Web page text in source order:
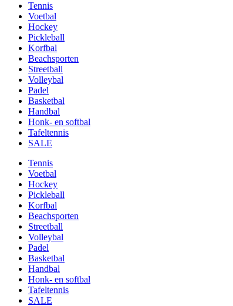
Tennis
Voetbal
Hockey
Pickleball
Korfbal
Beachsporten
Streetball
Volleybal
Padel
Basketbal
Handbal
Honk- en softbal
Tafeltennis
SALE
Tennis
Voetbal
Hockey
Pickleball
Korfbal
Beachsporten
Streetball
Volleybal
Padel
Basketbal
Handbal
Honk- en softbal
Tafeltennis
SALE